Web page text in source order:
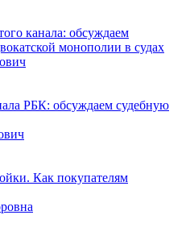
канала: обсуждаем
монополии в судах
РБК: обсуждаем судебную
Как покупателям